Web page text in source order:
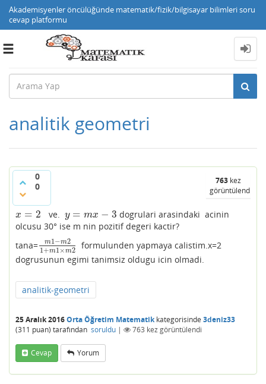
Akademisyenler öncülüğünde matematik/fizik/bilgisayar bilimleri soru
cevap platformu
Toggle
analitik geometri
0
0
763 kez
görüntülendi
x = 2
x= 2 ve. y = mx − 3
y=m x−3
dogrulari arasindaki acinin
olcusu 30° ise m nin pozitif degeri kactir?
tana=
m1−m2
1+m1×m2
m1−m21+ m1×m2
formulunden yapmaya calistim.x=2
dogrusunun egimi tanimsiz oldugu icin olmadi.
analitik-geometri
25 Aralık 2016Orta Öğretim Matematikkategorisinde 3deniz33
(311 puan) tarafından soruldu | 763 kez görüntülendi
Cevap Yorum